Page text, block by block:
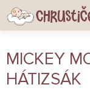
Ugrás
fő
MICKEY
HÁTIZSÁK